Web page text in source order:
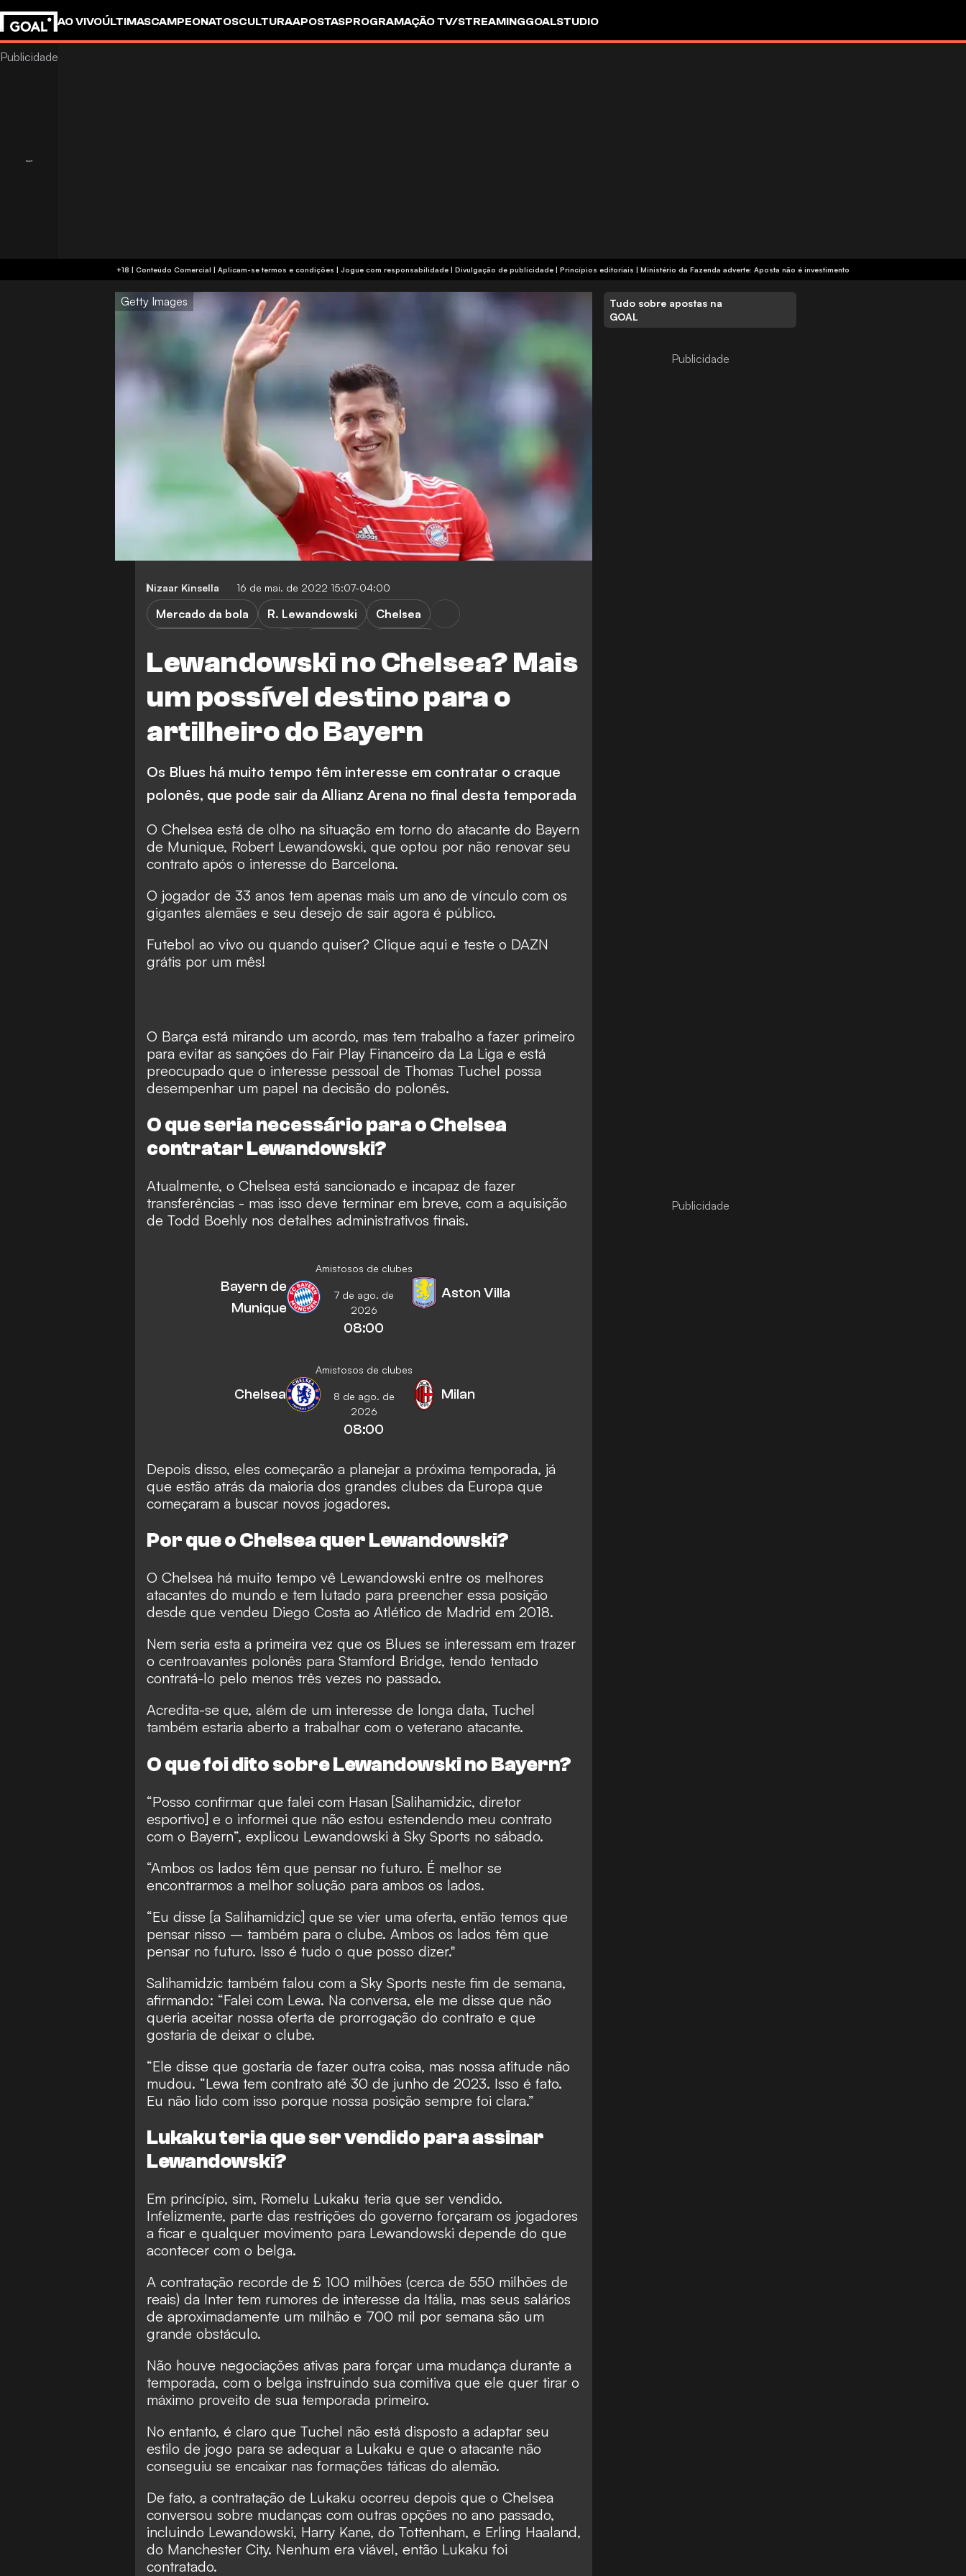
AO VIVOÚLTIMASCAMPEONATOSCULTURAAPOSTASPROGRAMAÇÃO TV/STREAMINGGOALSTUDIO
+18 | Conteúdo Comercial | Aplicam-se termos e condições | Jogue com responsabilidade | Divulgação de publicidade | Princípios editoriais | Ministério da Fazenda adverte: Aposta não é investimento
Getty Images
Nizaar Kinsella 16 de mai. de 2022 15:07-04:00
Lewandowski no Chelsea? Mais
um possível destino para o
artilheiro do Bayern
Mercado da bola R. Lewandowski
Chelsea
Os Blues há muito tempo têm interesse em contratar o craque
polonês, que pode sair da Allianz Arena no final desta temporada
O Chelsea está de olho na situação em torno do atacante do Bayern
de Munique, Robert Lewandowski, que optou por não renovar seu
contrato após o interesse do Barcelona.
O jogador de 33 anos tem apenas mais um ano de vínculo com os
gigantes alemães e seu desejo de sair agora é público.
Futebol ao vivo ou quando quiser? Clique aqui e teste o DAZN
grátis por um mês!
O Barça está mirando um acordo, mas tem trabalho a fazer primeiro
para evitar as sanções do Fair Play Financeiro da La Liga e está
preocupado que o interesse pessoal de Thomas Tuchel possa
desempenhar um papel na decisão do polonês.
O que seria necessário para o Chelsea
contratar Lewandowski?
Atualmente, o Chelsea está sancionado e incapaz de fazer
transferências - mas isso deve terminar em breve, com a aquisição
de Todd Boehly nos detalhes administrativos finais.
Amistosos de clubes
Bayern de
Munique
7 de ago. de
2026
08:00
Aston Villa
Amistosos de clubes
Chelsea
8 de ago. de
2026
08:00
Milan
Depois disso, eles começarão a planejar a próxima temporada, já
que estão atrás da maioria dos grandes clubes da Europa que
começaram a buscar novos jogadores.
Por que o Chelsea quer Lewandowski?
O Chelsea há muito tempo vê Lewandowski entre os melhores
atacantes do mundo e tem lutado para preencher essa posição
desde que vendeu Diego Costa ao Atlético de Madrid em 2018.
Nem seria esta a primeira vez que os Blues se interessam em trazer
o centroavantes polonês para Stamford Bridge, tendo tentado
contratá-lo pelo menos três vezes no passado.
Acredita-se que, além de um interesse de longa data, Tuchel
também estaria aberto a trabalhar com o veterano atacante.
O que foi dito sobre Lewandowski no Bayern?
“Posso confirmar que falei com Hasan [Salihamidzic, diretor
esportivo] e o informei que não estou estendendo meu contrato
com o Bayern”, explicou Lewandowski à Sky Sports no sábado.
“Ambos os lados têm que pensar no futuro. É melhor se
encontrarmos a melhor solução para ambos os lados.
“Eu disse [a Salihamidzic] que se vier uma oferta, então temos que
pensar nisso – também para o clube. Ambos os lados têm que
pensar no futuro. Isso é tudo o que posso dizer."
Salihamidzic também falou com a Sky Sports neste fim de semana,
afirmando: “Falei com Lewa. Na conversa, ele me disse que não
queria aceitar nossa oferta de prorrogação do contrato e que
gostaria de deixar o clube.
“Ele disse que gostaria de fazer outra coisa, mas nossa atitude não
mudou. “Lewa tem contrato até 30 de junho de 2023. Isso é fato.
Eu não lido com isso porque nossa posição sempre foi clara.”
Lukaku teria que ser vendido para assinar
Lewandowski?
Em princípio, sim, Romelu Lukaku teria que ser vendido.
Infelizmente, parte das restrições do governo forçaram os jogadores
a ficar e qualquer movimento para Lewandowski depende do que
acontecer com o belga.
A contratação recorde de £ 100 milhões (cerca de 550 milhões de
reais) da Inter tem rumores de interesse da Itália, mas seus salários
de aproximadamente um milhão e 700 mil por semana são um
grande obstáculo.
Não houve negociações ativas para forçar uma mudança durante a
temporada, com o belga instruindo sua comitiva que ele quer tirar o
máximo proveito de sua temporada primeiro.
No entanto, é claro que Tuchel não está disposto a adaptar seu
estilo de jogo para se adequar a Lukaku e que o atacante não
conseguiu se encaixar nas formações táticas do alemão.
De fato, a contratação de Lukaku ocorreu depois que o Chelsea
conversou sobre mudanças com outras opções no ano passado,
incluindo Lewandowski, Harry Kane, do Tottenham, e Erling Haaland,
do Manchester City. Nenhum era viável, então Lukaku foi
contratado.
Tudo sobre apostas na
GOAL